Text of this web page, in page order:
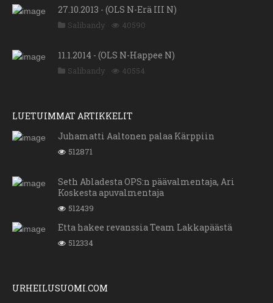
27.10.2013 - (OLS N-Erä III N)
Salibandy 40590
11.1.2014 - (OLS N-Happee N)
Salibandy 40554
LUETUIMMAT ARTIKKELIT
Juhamatti Aaltonen palaa Kärppiin
512871
Seth Abladesta OPS:n päävalmentaja, Ari
Koskesta apuvalmentaja
512439
Etta hakee revanssia Team Lakkapäästä
512334
URHEILUSUOMI.COM